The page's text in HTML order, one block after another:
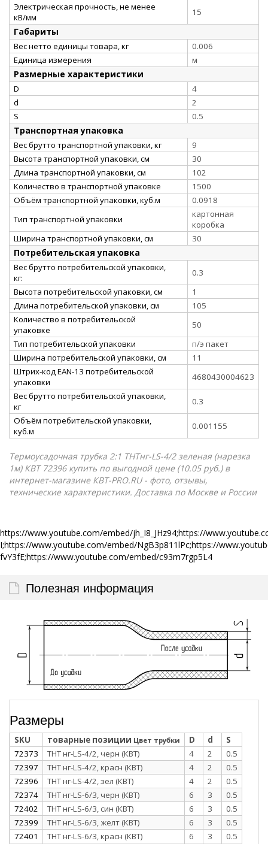
Электрическая прочность, не менее
кВ/мм
15
Габариты
Вес нетто единицы товара, кг
0.006
Единица измерения
м
Размерные характеристики
D
4
d
2
S
0.5
Транспортная упаковка
Вес брутто транспортной упаковки, кг
9
Высота транспортной упаковки, см
30
Длина транспортной упаковки, см
102
Количество в транспортной упаковке
1500
Объём транспортной упаковки, куб.м
0.0918
Тип транспортной упаковки
картонная
коробка
Ширина транспортной упаковки, см
30
Потребительская упаковка
Вес брутто потребительской упаковки,
кг:
0.3
Высота потребительской упаковки, см
1
Длина потребительской упаковки, см
105
Количество в потребительской
упаковке
50
Тип потребительской упаковки
п/э пакет
Ширина потребительской упаковки, см
11
Штрих-код EAN-13 потребительской
упаковки
4680430004623
Вес брутто потребительской упаковки,
кг
0.3
Объём потребительской упаковки,
куб.м
0.001155
Термоусадочная трубка 2:1 ТНТнг-LS-4/2 зеленая (нарезка
1м) КВТ 72396 купить по выгодной цене (10.05 руб.) в
интернет-магазине КВТ-PRO.RU - фото, отзывы,
технические характеристики. Доставка по Москве и России
https://www.youtube.com/embed/jh_I8_JHz94;https://
I;https://www.youtube.com/embed/NgB3p811lPc;https://
fvY3fE;https://www.youtube.com/embed/c93m7rgp5L4
Полезная информация
Размеры
SKU товарные позиции Цвет трубки D d
S
72373
ТНТ нг-LS-4/2, черн (КВТ) 4 2
0.5
72397
ТНТ нг-LS-4/2, красн (КВТ) 4 2
0.5
72396
ТНТ нг-LS-4/2, зел (КВТ) 4 2
0.5
72374
ТНТ нг-LS-6/3, черн (КВТ) 6 3
0.5
72402
ТНТ нг-LS-6/3, син (КВТ) 6 3
0.5
72399
ТНТ нг-LS-6/3, желт (КВТ) 6 3
0.5
72401
ТНТ нг-LS-6/3, красн (КВТ) 6 3
0.5